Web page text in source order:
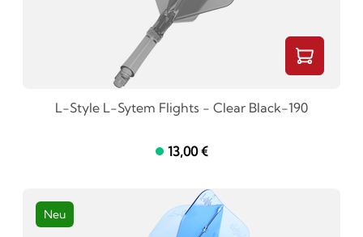
L-Style L-Sytem Flights - Clear Black-190
13,00 €
Neu